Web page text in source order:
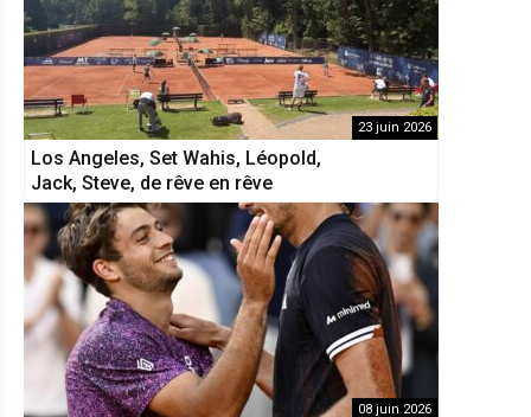
23 juin 2026
Los Angeles, Set Wahis, Léopold,
Jack, Steve, de rêve en rêve
08 juin 2026